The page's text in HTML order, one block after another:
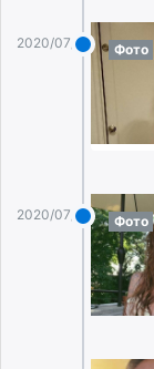
2020/07/16 Фото
2020/07/16 Фото